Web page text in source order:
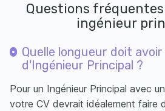
Questions fréquentes
ingénieur
Quelle longueur doit avoir
d'Ingénieur Principal ?
Pour un Ingénieur Principal avec
votre CV devrait idéalement faire